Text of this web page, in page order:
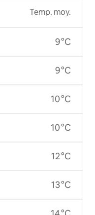
Temp. moy.
9 °C
9 °C
10 °C
10 °C
12 °C
13 °C